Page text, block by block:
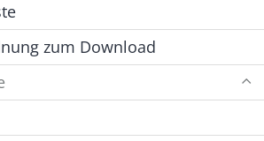
zum Download